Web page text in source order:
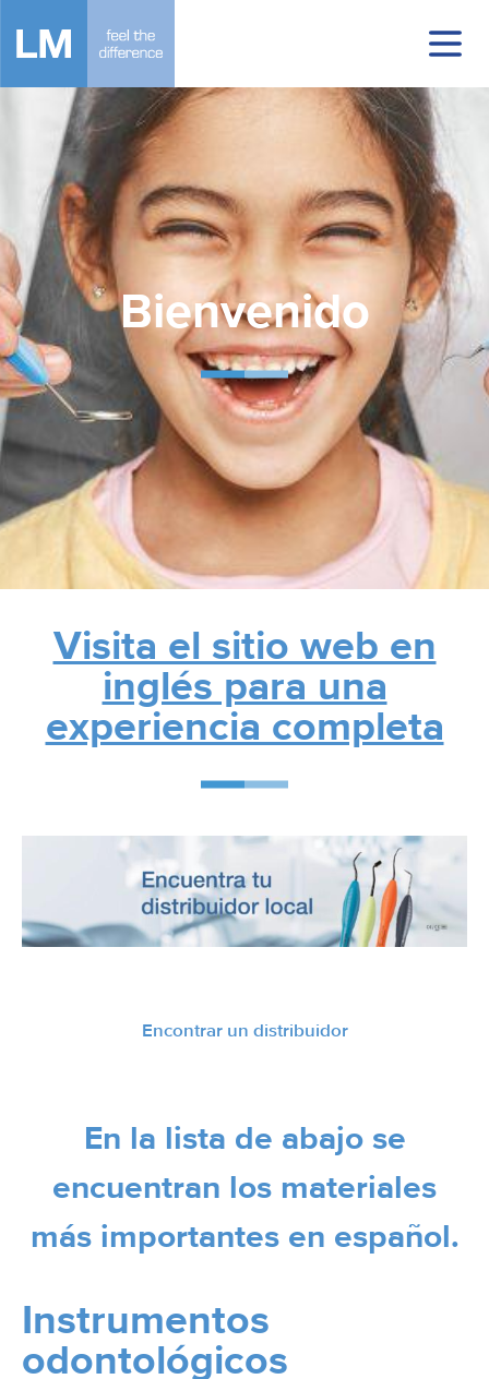
Bienvenido
Visita el sitio web en
inglés para una
experiencia completa
Encontrar un distribuidor
En la lista de abajo se
encuentran los materiales
más importantes en español.
Instrumentos
odontológicos